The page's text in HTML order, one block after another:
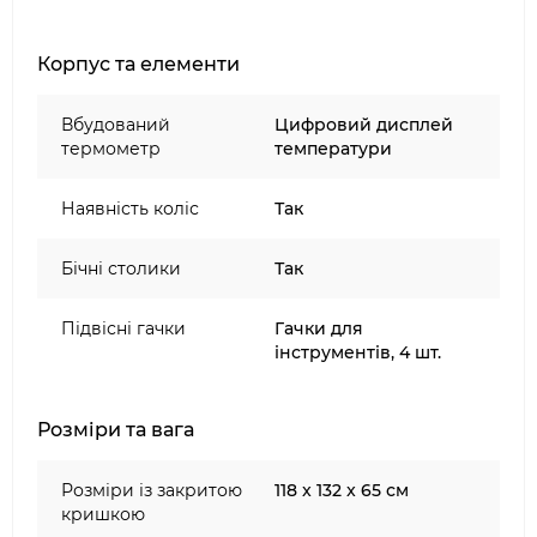
антикорозійна планча сумісна з грилем
Корпус та елементи
Вбудований
термометр
Цифровий дисплей
температури
Наявність коліс Так
Бічні столики Так
Підвісні гачки
Гачки для
інструментів, 4 шт.
Розміри та вага
Розміри із закритою
кришкою
118 x 132 x 65 см